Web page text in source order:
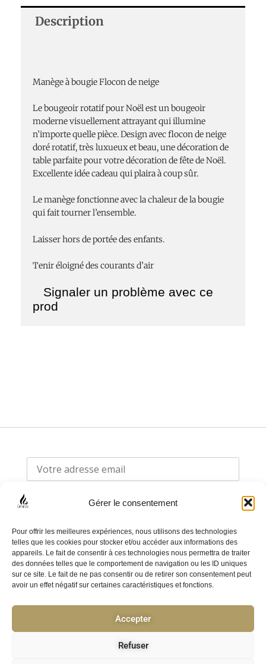
Gérer le consentement
Pour offrir les meilleures expériences, nous utilisons des technologies
telles que les cookies pour stocker et/ou accéder aux informations des
appareils. Le fait de consentir à ces technologies nous permettra de traiter
des données telles que le comportement de navigation ou les ID uniques
sur ce site. Le fait de ne pas consentir ou de retirer son consentement peut
avoir un effet négatif sur certaines caractéristiques et fonctions.
Accepter
Refuser
de
neige
Description
Manège à bougie Flocon de neige
Le bougeoir rotatif pour Noël est un bougeoir
moderne visuellement attrayant qui illumine
n’importe quelle pièce. Design avec flocon de neige
doré rotatif, très luxueux et beau, une décoration de
table parfaite pour votre décoration de fête de Noël.
Excellente idée cadeau qui plaira à coup sûr.
Le manège fonctionne avec la chaleur de la bougie
qui fait tourner l’ensemble.
Laisser hors de portée des enfants.
Tenir éloigné des courants d’air
Signaler un problème avec ce
prod
Politique de confidentialité
CGV
F
a
e
b
o
o
I
n
t
a